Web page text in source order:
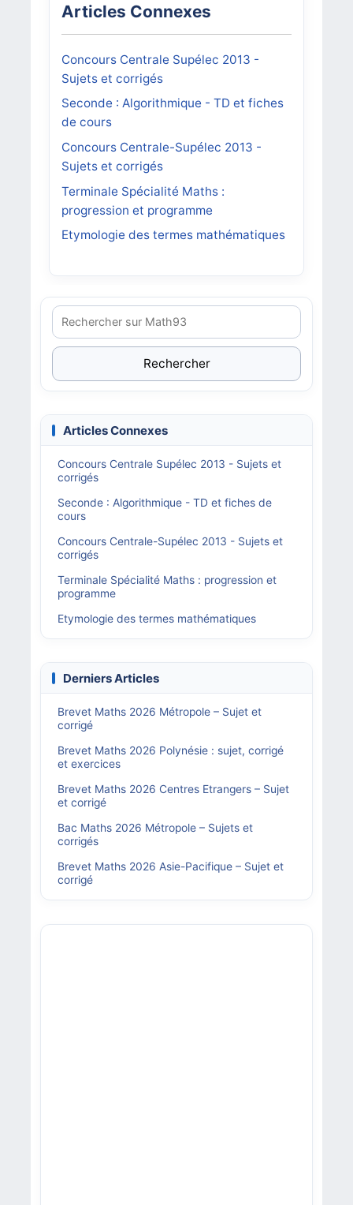
Articles Connexes
Concours Centrale Supélec 2013 -
Sujets et corrigés
Seconde : Algorithmique - TD et fiches
de cours
Concours Centrale-Supélec 2013 -
Sujets et corrigés
Terminale Spécialité Maths :
progression et programme
Etymologie des termes mathématiques
Rechercher
Articles Connexes
Concours Centrale Supélec 2013 - Sujets et
corrigés
Seconde : Algorithmique - TD et fiches de
cours
Concours Centrale-Supélec 2013 - Sujets et
corrigés
Terminale Spécialité Maths : progression et
programme
Etymologie des termes mathématiques
Derniers Articles
Brevet Maths 2026 Métropole – Sujet et
corrigé
Brevet Maths 2026 Polynésie : sujet, corrigé
et exercices
Brevet Maths 2026 Centres Etrangers – Sujet
et corrigé
Bac Maths 2026 Métropole – Sujets et
corrigés
Brevet Maths 2026 Asie-Pacifique – Sujet et
corrigé